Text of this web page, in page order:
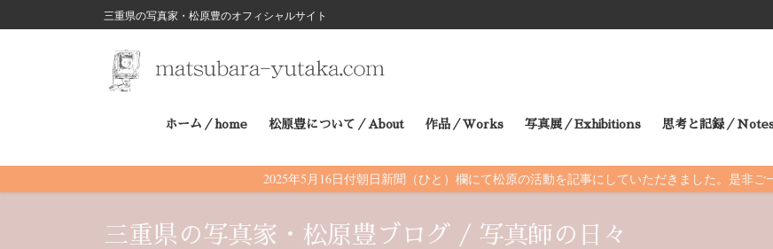
三重県の写真家・松原豊のオフィシャルサイト
ホーム／home 松原豊について／About 作品／Works 写真展／Exhibitions 思考と記録／
2025年5月16日付朝日新聞（ひと）欄にて松原の活動を記事にしていただきました。是非ご
三重県の写真家・松原豊ブログ / 写真師の日々